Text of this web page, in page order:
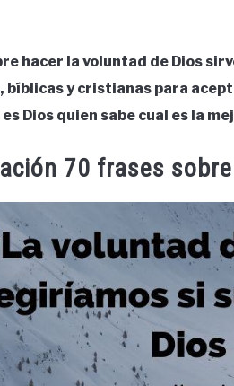
hacer la voluntad de Dios
bíblicas y cristianas para
es Dios quien sabe cual es la
70 frases